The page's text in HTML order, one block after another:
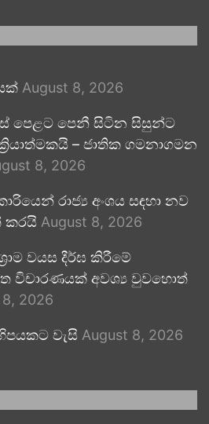
August 8, 2026
පෙළට පෙනී සිටින සිසුන්ට
ක්‍රියාත්මකයි – ජාතික ගමනාගමන
8, 2026
රාජ්‍ය අංශය සඳහා නව
කරයි August 8, 2026
වයස දීර්ඝ කිරීමේ
විචාරණයක් අවශ්‍ය වුවහොත්
2026
වැසි August 8, 2026